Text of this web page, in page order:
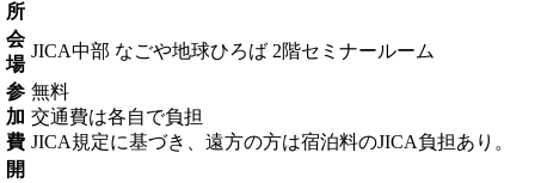
所
会
場
JICA中部 なごや地球ひろば 2階セミナールーム
参
加
費
無料
交通費は各自で負担
JICA規定に基づき、遠方の方は宿泊料のJICA負担あり。
開